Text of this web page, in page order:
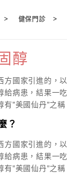
> 健保門診 >
醇
方國家引進的，
給病患，結果一
”美國仙丹”之稱
？
方國家引進的，
給病患，結果一
有”美國仙丹”之